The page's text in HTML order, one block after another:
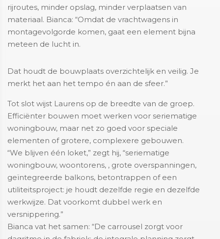
rijroutes, minder opslag, minder verplaatsen van
materiaal. Bianca: “Omdat de vrachtwagens in
montagevolgorde komen, gaat een element bijna
meteen de lucht in.
Dat houdt de bouwplaats overzichtelijk en veilig. Je
merkt het aan het tempo én aan de sfeer.”
Tot slot wijst Laurens op de breedte van de groep.
Efficiënter bouwen moet werken voor seriematige
woningbouw, maar net zo goed voor speciale
elementen of grotere, complexere gebouwen.
“We blijven één loket,” zegt hij, “seriematige
woningbouw, woontorens, , grote overspanningen,
geïntegreerde balkons, betontrappen of een
utiliteitsproject: je houdt dezelfde regie en dezelfde
werkwijze. Dat voorkomt dubbel werk en
versnippering.”
Bianca vat het samen: “De carrousel zorgt voor